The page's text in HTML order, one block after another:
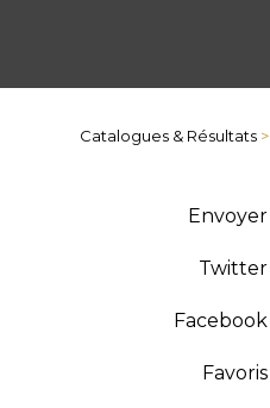
Catalogues & Résultats >
Envoyer
Twitter
Facebook
Favoris